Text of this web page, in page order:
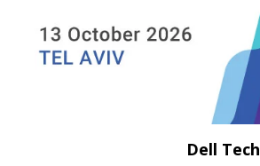
Dell